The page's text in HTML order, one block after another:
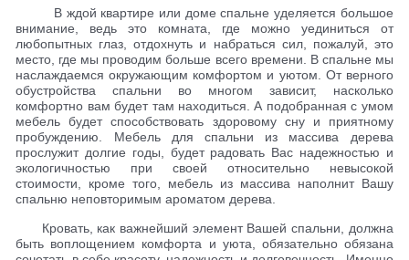
В ждой квартире или доме спальне уделяется большое
внимание, ведь это комната, где можно уединиться от
любопытных глаз, отдохнуть и набраться сил, пожалуй, это
место, где мы проводим больше всего времени. В спальне мы
наслаждаемся окружающим комфортом и уютом. От верного
обустройства спальни во многом зависит, насколько
комфортно вам будет там находиться. А подобранная с умом
мебель будет способствовать здоровому сну и приятному
пробуждению. Мебель для спальни из массива дерева
прослужит долгие годы, будет радовать Вас надежностью и
экологичностью при своей относительно невысокой
стоимости, кроме того, мебель из массива наполнит Вашу
спальню неповторимым ароматом дерева.
Кровать, как важнейший элемент Вашей спальни, должна
быть воплощением комфорта и уюта, обязательно обязана